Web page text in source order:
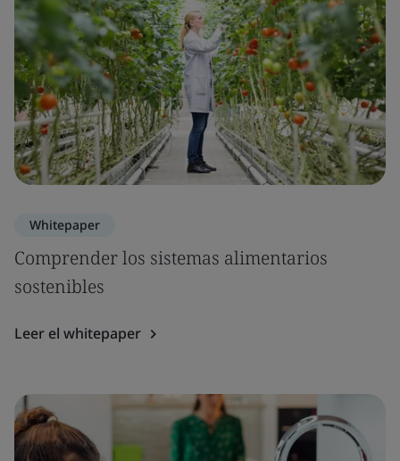
Whitepaper
Comprender los sistemas alimentarios
sostenibles
Leer el whitepaper